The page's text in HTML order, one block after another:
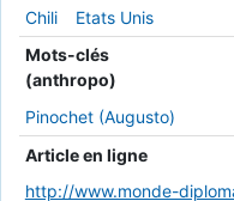
Chili
Etats Unis
Mots-clés
(anthropo)
Pinochet (Augusto)
Article en ligne
http://www.monde-